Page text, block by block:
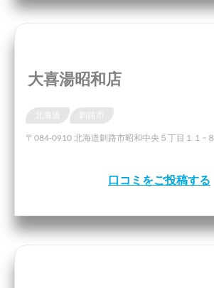
大喜湯昭和店
釧路市
〒084-0910 北海道釧路市昭和中央５丁目１１−８
口コミをご投稿する